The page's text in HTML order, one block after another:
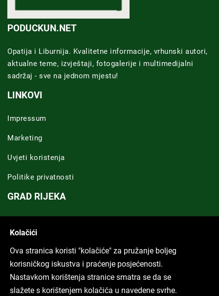
PODUCKUN.NET
Opatija i Liburnija. Kvalitetne informacije, vrhunski autori,
aktualne teme, izvještaji, fotogalerije i multimedijalni
sadržaj - sve na jednom mjestu!
LINKOVI
Impressum
Marketing
Uvjeti koristenja
Politike privatnosti
GRAD RIJEKA
ARHIVA TEKSTOVA
Svi tekstovi
Kolačići
Ova stranica koristi "kolačiće" za pružanje boljeg
korisničkog iskustva i praćenje posjećenosti.
Nastavkom korištenja stranice smatra se da se
slažete s korištenjem kolačića u navedene svrhe.